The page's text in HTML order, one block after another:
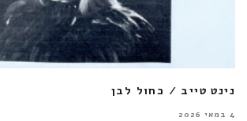
נינט טייב / כחול לבן
4 במאי 2026